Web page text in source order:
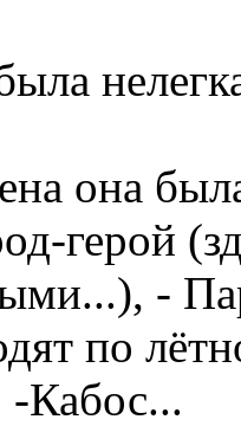
она
герой
-
по
-Кабос...